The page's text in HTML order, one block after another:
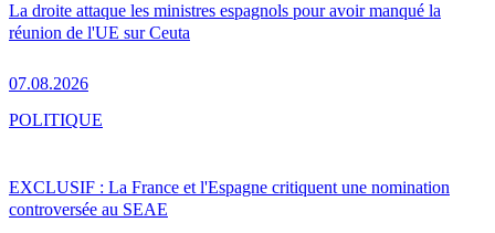
La droite attaque les ministres espagnols pour avoir manqué la
réunion de l'UE sur Ceuta
07.08.2026
EXCLUSIF : La France et l'Espagne critiquent une nomination
controversée au SEAE
POLITIQUE